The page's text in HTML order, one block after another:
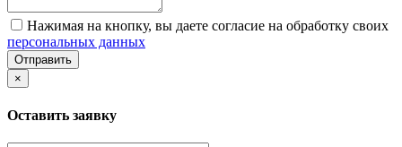
Нажимая на кнопку, вы даете согласие на обработку своих
персональных данных
Отправить
×
Оставить заявку